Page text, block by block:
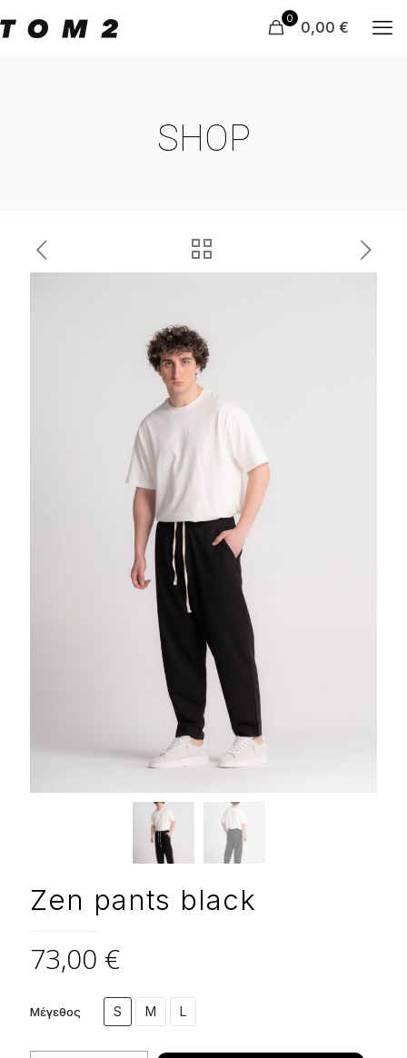
0 0,00 €
SHOP
Zen pants black
73,00 €
Μέγεθος S M L